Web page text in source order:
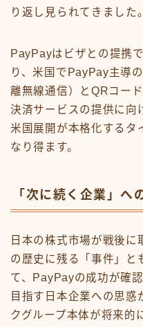
り返し見られてきました。
PayPayはビザとの提携
り、米国でPayPay主導
離無線通信）とQRコー
決済サービスの提供に向
米国展開が本格化するタ
なり得ます。
「次に続く企業」へ
日本の株式市場が戦後
の歴史に残る「事件」と
て、PayPayの成功が確
目指す日本企業への思惑
クグループ本体が将来的